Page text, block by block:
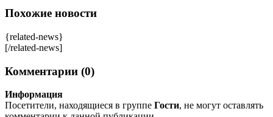
Похожие новости
{related-news}
[/related-news]
Комментарии (0)
Информация
Посетители, находящиеся в группе Гости, не могут оставлять